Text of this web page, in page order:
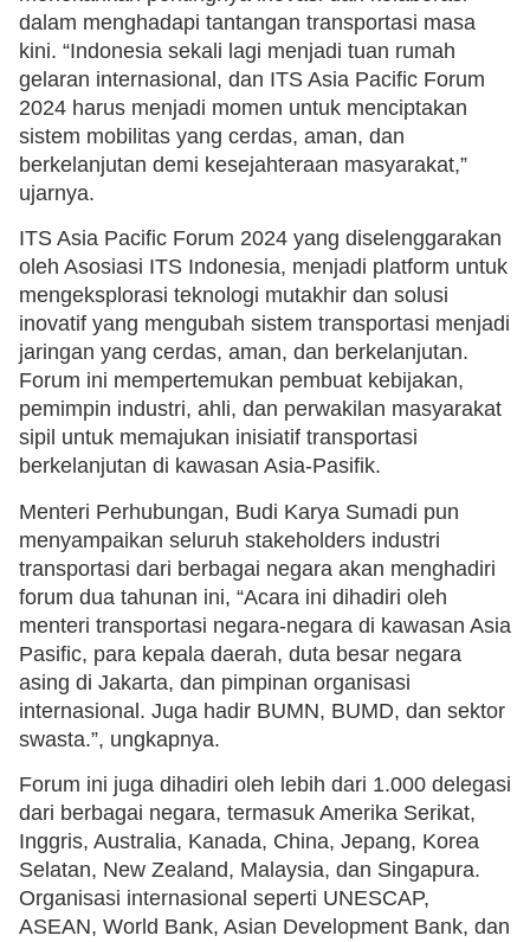
dalam menghadapi tantangan transportasi masa
kini. “Indonesia sekali lagi menjadi tuan rumah
gelaran internasional, dan ITS Asia Pacific Forum
2024 harus menjadi momen untuk menciptakan
sistem mobilitas yang cerdas, aman, dan
berkelanjutan demi kesejahteraan masyarakat,”
ujarnya.
ITS Asia Pacific Forum 2024 yang diselenggarakan
oleh Asosiasi ITS Indonesia, menjadi platform untuk
mengeksplorasi teknologi mutakhir dan solusi
inovatif yang mengubah sistem transportasi menjadi
jaringan yang cerdas, aman, dan berkelanjutan.
Forum ini mempertemukan pembuat kebijakan,
pemimpin industri, ahli, dan perwakilan masyarakat
sipil untuk memajukan inisiatif transportasi
berkelanjutan di kawasan Asia-Pasifik.
Menteri Perhubungan, Budi Karya Sumadi pun
menyampaikan seluruh stakeholders industri
transportasi dari berbagai negara akan menghadiri
forum dua tahunan ini, “Acara ini dihadiri oleh
menteri transportasi negara-negara di kawasan Asia
Pasific, para kepala daerah, duta besar negara
asing di Jakarta, dan pimpinan organisasi
internasional. Juga hadir BUMN, BUMD, dan sektor
swasta.”, ungkapnya.
Forum ini juga dihadiri oleh lebih dari 1.000 delegasi
dari berbagai negara, termasuk Amerika Serikat,
Inggris, Australia, Kanada, China, Jepang, Korea
Selatan, New Zealand, Malaysia, dan Singapura.
Organisasi internasional seperti UNESCAP,
ASEAN, World Bank, Asian Development Bank, dan